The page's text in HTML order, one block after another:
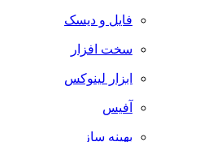
فایل و دیسک
سخت افزار
ابزار لینوکس
آفیس
بهینه ساز